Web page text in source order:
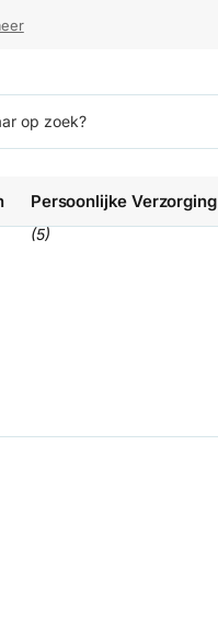
Persoonlijke Verzorging
(5)